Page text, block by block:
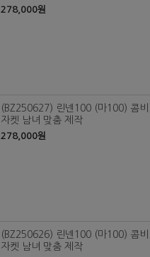
278,000원
(BZ250627) 린넨100 (마100) 콤
자켓 남녀 맞춤 제작
278,000원
(BZ250626) 린넨100 (마100) 콤
자켓 남녀 맞춤 제작